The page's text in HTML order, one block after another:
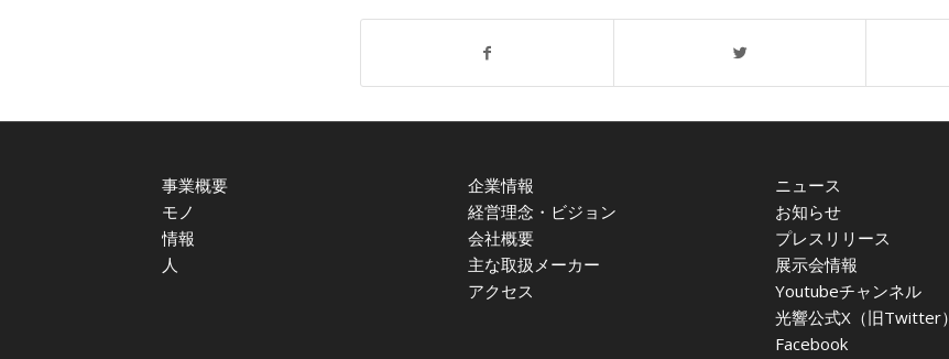
事業概要
モノ
情報
人
企業情報
経営理念・ビジョン
会社概要
主な取扱メーカー
アクセス
ニュース
お知らせ
プレスリリース
展示会情報
Youtubeチャンネル
光響公式X（旧Twitter）
Facebook